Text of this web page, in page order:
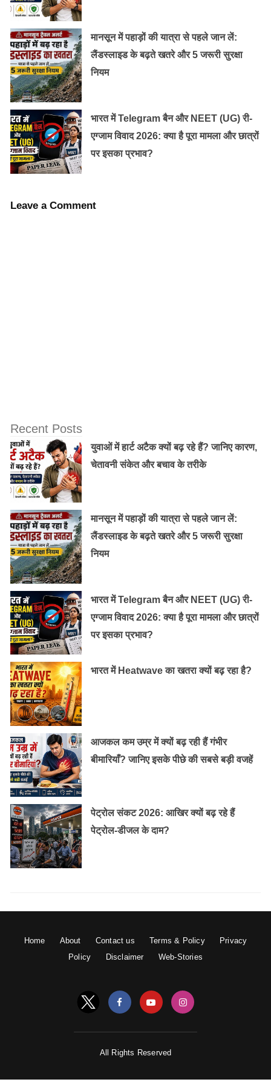
जाते हैं।
इस तरह लगातार आगे और पीछे की ओर झुकने से आपकी पेट की
मांसपेशियां सक्रिय रहती हैं । जिससे भोजन को पचाना बहुत
आसान हो जाता है। दूसरी जो जरुरी चीज़ है वो है एक साथ बैठकर
खाना खाने से जो हमारे प्यार भावना को बरकरार रखता है। जिस से
हमारा पूरा परिवार एक दूसरे से जुड़ा रहता है।
मानसून में पहाड़ों की यात्रा से पहले जान लें:
लैंडस्लाइड के बढ़ते खतरे और 5 जरूरी सुरक्षा
नियम
भारत में Telegram बैन और NEET (UG) री-
एग्जाम विवाद 2026: क्या है पूरा मामला और छात्रों
पर इसका प्रभाव?
Leave a Comment
Recent Posts
युवाओं में हार्ट अटैक क्यों बढ़ रहे हैं? जानिए कारण,
चेतावनी संकेत और बचाव के तरीके
मानसून में पहाड़ों की यात्रा से पहले जान लें:
लैंडस्लाइड के बढ़ते खतरे और 5 जरूरी सुरक्षा
नियम
भारत में Telegram बैन और NEET (UG) री-
एग्जाम विवाद 2026: क्या है पूरा मामला और छात्रों
पर इसका प्रभाव?
भारत में Heatwave का खतरा क्यों बढ़ रहा है?
आजकल कम उम्र में क्यों बढ़ रही हैं गंभीर
बीमारियाँ? जानिए इसके पीछे की सबसे बड़ी वजहें
पेट्रोल संकट 2026: आखिर क्यों बढ़ रहे हैं
पेट्रोल-डीजल के दाम?
Home About Contact us Terms & Policy
Privacy
Policy
Disclaimer Web-Stories
All Rights Reserved